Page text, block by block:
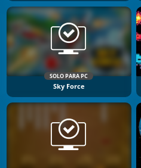
SOLO PARA PC
Sky Force